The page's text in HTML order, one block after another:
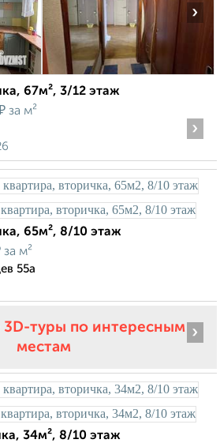
›
67м², 3/12 этаж
за м²
›
65м², 8/10 этаж
за м²
55а
3D-туры по интересным
местам
›
34м², 8/10 этаж